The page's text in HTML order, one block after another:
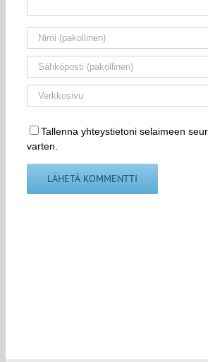
Tallenna yhteystietoni selaimeen
varten.